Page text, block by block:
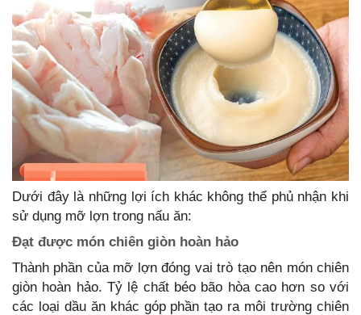
Dưới đây là những lợi ích khác không thể phủ nhận khi
sử dụng mỡ lợn trong nấu ăn:
Đạt được món chiên giòn hoàn hảo
Thành phần của mỡ lợn đóng vai trò tạo nên món chiên
giòn hoàn hảo. Tỷ lệ chất béo bão hòa cao hơn so với
các loại dầu ăn khác góp phần tạo ra môi trường chiên